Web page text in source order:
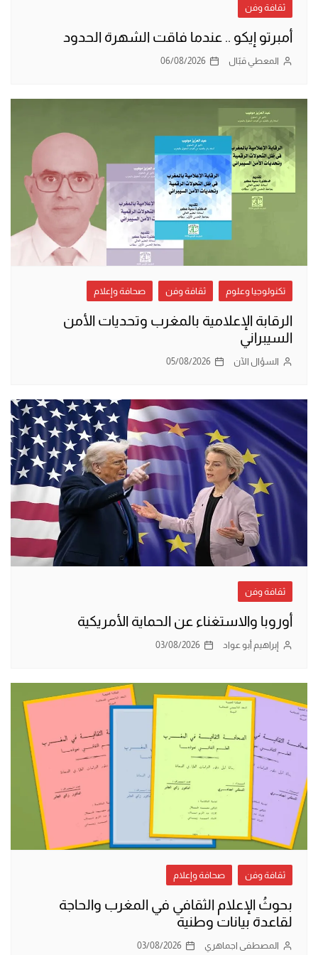
ثقافة وفن
أمبرتو إيكو .. عندما فاقت الشهرة الحدود
المعطي قبّال 06/08/2026
تكنولوجيا وعلوم ثقافة وفن صحافة وإعلام
الرقابة الإعلامية بالمغرب وتحديات الأمن
السيبراني
السؤال الآن 05/08/2026
ثقافة وفن
أوروبا والاستغناء عن الحماية الأمريكية
إبراهيم أبو عواد 03/08/2026
ثقافة وفن صحافة وإعلام
بحوثُ الإعلام الثقافي في المغرب والحاجة
لقاعدة بيانات وطنية
المصطفى اجماهري 03/08/2026